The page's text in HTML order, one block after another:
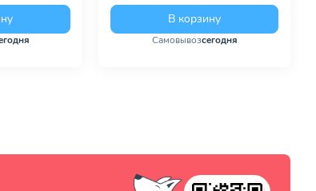
В корзину
Самовывозсегодня